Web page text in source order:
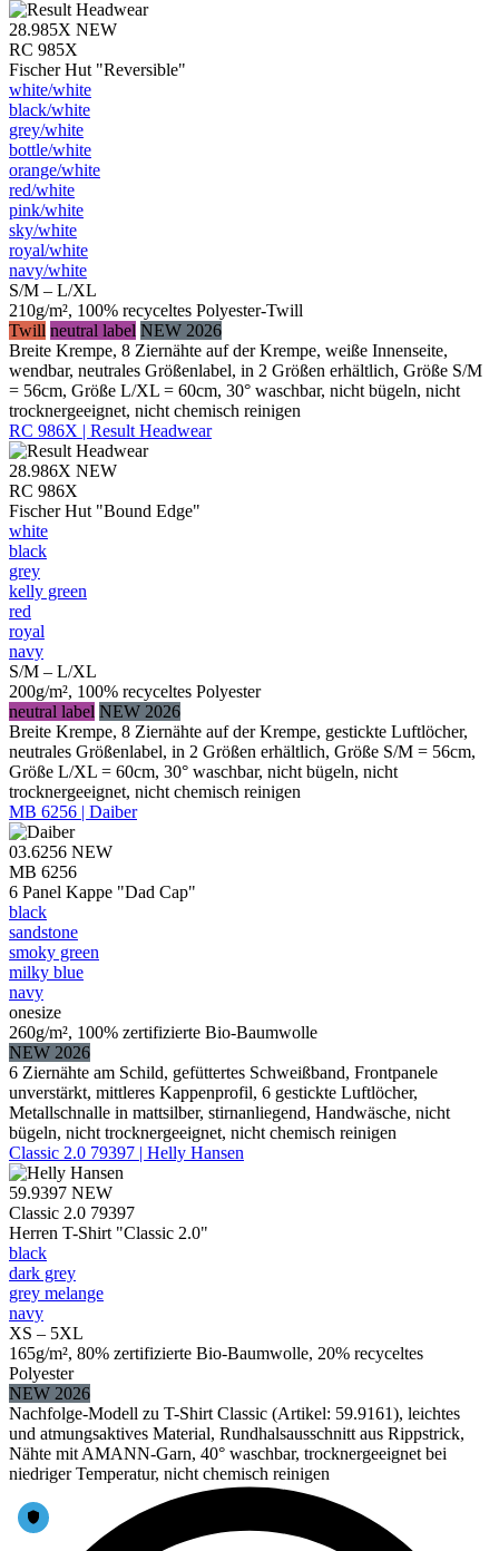
28.985X NEW
RC 985X
Fischer Hut "Reversible"
white/​white
black/​white
grey/​white
bottle/​white
orange/​white
red/​white
pink/​white
sky/​white
royal/​white
navy/​white
S/M – L/XL
210g/m², 100% recyceltes Polyester-Twill
Twill neutral label NEW 2026
Breite Krempe, 8 Ziernähte auf der Krempe, weiße Innenseite,
wendbar, neutrales Größenlabel, in 2 Größen erhältlich, Größe S/M
= 56cm, Größe L/XL = 60cm, 30° waschbar, nicht bügeln, nicht
trocknergeeignet, nicht chemisch reinigen
RC 986X | Result Headwear
28.986X NEW
RC 986X
Fischer Hut "Bound Edge"
white
black
grey
kelly green
red
royal
navy
S/M – L/XL
200g/m², 100% recyceltes Polyester
neutral label NEW 2026
Breite Krempe, 8 Ziernähte auf der Krempe, gestickte Luftlöcher,
neutrales Größenlabel, in 2 Größen erhältlich, Größe S/M = 56cm,
Größe L/XL = 60cm, 30° waschbar, nicht bügeln, nicht
trocknergeeignet, nicht chemisch reinigen
MB 6256 | Daiber
03.6256 NEW
MB 6256
6 Panel Kappe "Dad Cap"
black
sandstone
smoky green
milky blue
navy
onesize
260g/m², 100% zertifizierte Bio-Baumwolle
NEW 2026
6 Ziernähte am Schild, gefüttertes Schweißband, Frontpanele
unverstärkt, mittleres Kappenprofil, 6 gestickte Luftlöcher,
Metallschnalle in mattsilber, stirnanliegend, Handwäsche, nicht
bügeln, nicht trocknergeeignet, nicht chemisch reinigen
Classic 2.0 79397 | Helly Hansen
59.9397 NEW
Classic 2.0 79397
Herren T-Shirt "Classic 2.0"
black
dark grey
grey melange
navy
XS – 5XL
165g/m², 80% zertifizierte Bio-Baumwolle, 20% recyceltes
Polyester
NEW 2026
Nachfolge-Modell zu T-Shirt Classic (Artikel: 59.9161), leichtes
und atmungsaktives Material, Rundhalsausschnitt aus Rippstrick,
Nähte mit AMANN-Garn, 40° waschbar, trocknergeeignet bei
niedriger Temperatur, nicht chemisch reinigen